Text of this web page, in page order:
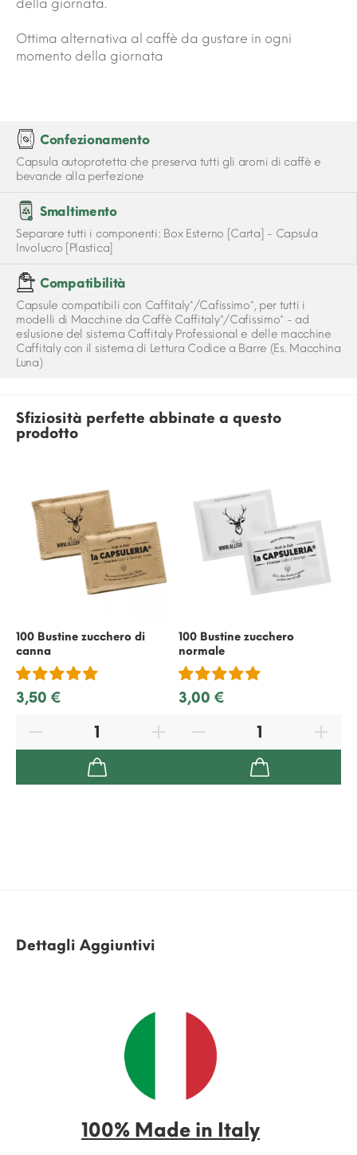
della giornata.
Ottima alternativa al caffè da gustare in ogni
momento della giornata
Confezionamento
Capsula autoprotetta che preserva tutti gli aromi di caffè e
bevande alla perfezione
Smaltimento
Separare tutti i componenti: Box Esterno [Carta] - Capsula
Involucro [Plastica]
Compatibilità
Capsule compatibili con Caffitaly*/Cafissimo*, per tutti i
modelli di Macchine da Caffè Caffitaly*/Cafissimo* - ad
eslusione del sistema Caffitaly Professional e delle macchine
Caffitaly con il sistema di Lettura Codice a Barre (Es. Macchina
Luna)
Sfiziosità perfette abbinate a questo
prodotto
100 Bustine zucchero di
canna
3,50 €
100 Bustine zucchero
normale
3,00 €
Dettagli Aggiuntivi
100% Made in Italy